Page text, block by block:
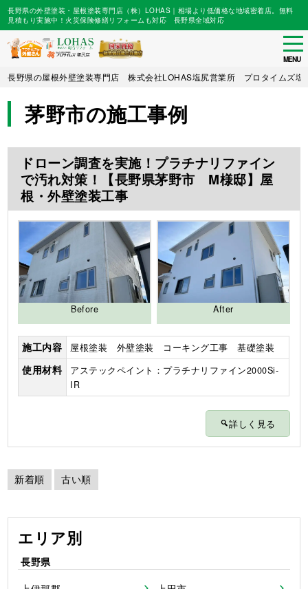
Skip
main
content
長野県の外壁塗装・屋根塗装専門店（株）LOHAS｜相場より低価格な地域密着店。無料
見積もり実施中！火災保険修繕リフォームも対応 長野県全域対応
MENU
長野県の屋根外壁塗装専門店 株式会社LOHAS塩尻営業所 プロタイムズ塩
茅野市の施工事例
ドローン調査を実施！プラチナリファイン
で汚れ対策！【長野県茅野市 M様邸】屋
根・外壁塗装工事
Before After
施工内容 屋根塗装 外壁塗装 コーキング工事 基礎塗装
使用材料
アステックペイント：プラチナリファイン2000Si-
IR
詳しく見る
新着順 古い順
エリア別
長野県